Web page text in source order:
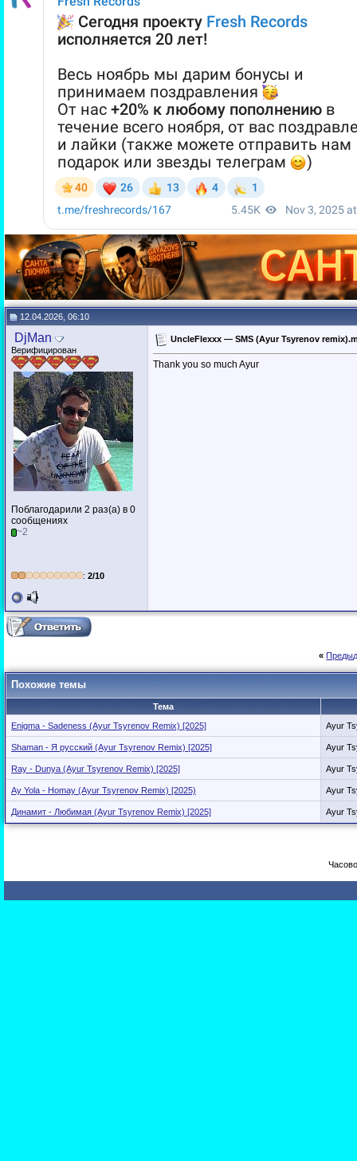
12.04.2026, 06:10
DjMan
Верифицирован
Поблагодарили 2 раз(а) в 0
сообщениях
~2
: 2/10
UncleFlexxx — SMS (Ayur Tsyrenov
Thank you so much Ayur
«
Похожие темы
Тема
Enigma - Sadeness (Ayur Tsyrenov Remix) [2025]
Ayur
Shaman - Я русский (Ayur Tsyrenov Remix) [2025] Ayur
Ray - Dunya (Ayur Tsyrenov Remix) [2025] Ayur
Ay Yola - Homay (Ayur Tsyrenov Remix) [2025) Ayur
Динамит - Любимая (Ayur Tsyrenov Remix) [2025] Ayur